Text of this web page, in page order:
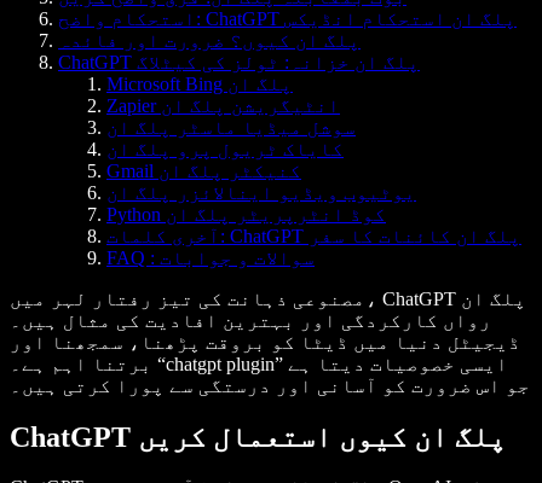
استحکام واضح: ChatGPT پلگ ان استحکام انڈیکس
پلگ ان کیوں؟ ضرورت اور فائدہ
ChatGPT پلگ ان خزانہ: ٹولز کی کیٹلاگ
Microsoft Bing پلگ ان
Zapier انٹیگریشن پلگ ان
سوشل میڈیا ماسٹر پلگ ان
کایاک ٹریول پرو پلگ ان
Gmail کنیکٹر پلگ ان
یوٹیوب ویڈیو اینالائزر پلگ ان
Python کوڈ انٹرپریٹر پلگ ان
آخری کلمات: ChatGPT پلگ ان کائنات کا سفر
FAQ : سوالات و جوابات
مصنوعی ذہانت کی تیز رفتار لہر میں، ChatGPT پلگ ان
رواں کارکردگی اور بہترین افادیت کی مثال ہیں۔
ڈیجیٹل دنیا میں ڈیٹا کو بروقت پڑھنا، سمجھنا اور
برتنا اہم ہے۔ “chatgpt plugin” ایسی خصوصیات دیتا ہے
جو اس ضرورت کو آسانی اور درستگی سے پورا کرتی ہیں۔
ChatGPT پلگ ان کیوں استعمال کریں